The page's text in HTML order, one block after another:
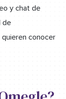
y chat de
de
conocer